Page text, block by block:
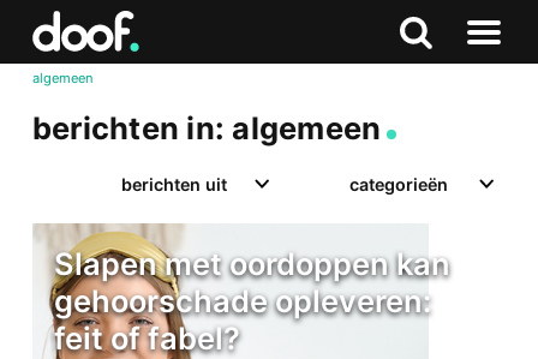
Zoeken
Naar
algemeen
berichten in: algemeen
berichten uit categorieën
Slapen met oordoppen kan
gehoorschade opleveren:
feit of fabel?
Doof.nl
Zoeken